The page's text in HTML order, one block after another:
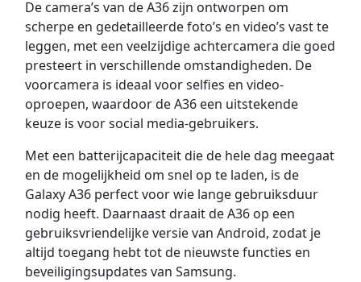
De camera’s van de A36 zijn ontworpen om
scherpe en gedetailleerde foto’s en video’s vast te
leggen, met een veelzijdige achtercamera die goed
presteert in verschillende omstandigheden. De
voorcamera is ideaal voor selfies en video-
oproepen, waardoor de A36 een uitstekende
keuze is voor social media-gebruikers.
Met een batterijcapaciteit die de hele dag meegaat
en de mogelijkheid om snel op te laden, is de
Galaxy A36 perfect voor wie lange gebruiksduur
nodig heeft. Daarnaast draait de A36 op een
gebruiksvriendelijke versie van Android, zodat je
altijd toegang hebt tot de nieuwste functies en
beveiligingsupdates van Samsung.